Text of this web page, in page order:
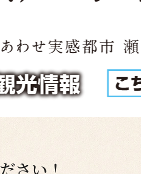
さい！